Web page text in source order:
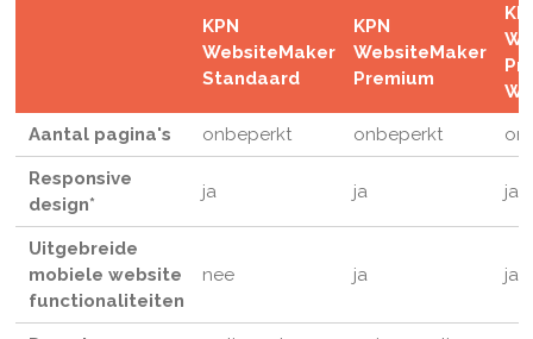
KPN
WebsiteMaker
Standaard
KPN
WebsiteMaker
Premium
Aantal pagina's
onbeperkt onbeperkt
Responsive
design*
ja ja ja
Uitgebreide
mobiele website
functionaliteiten
nee ja ja